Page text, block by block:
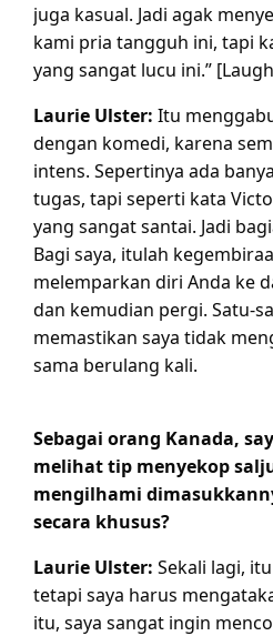
juga kasual. Jadi agak
kami pria tangguh ini, tapi
yang sangat lucu ini.”
Laurie Ulster: Itu
dengan komedi, karena
intens. Sepertinya ada
tugas, tapi seperti kata
yang sangat santai. Jadi
Bagi saya, itulah
melemparkan diri Anda ke
dan kemudian pergi. Satu-
memastikan saya tidak
sama berulang kali.
Sebagai orang Kanada,
melihat tip menyekop
mengilhami
secara khusus?
Laurie Ulster: Sekali lagi,
tetapi saya harus
itu, saya sangat ingin